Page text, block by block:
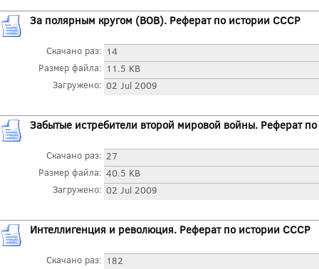
За полярным кругом (ВОВ). Реферат по истории СССР
Скачано раз: 14
Размер файла: 11.5 KB
Загружено: 02 Jul 2009
Забытые истребители второй мировой войны. Реферат
Скачано раз: 27
Размер файла: 40.5 KB
Загружено: 02 Jul 2009
Интеллигенция и революция. Реферат по истории СССР
Скачано раз: 182